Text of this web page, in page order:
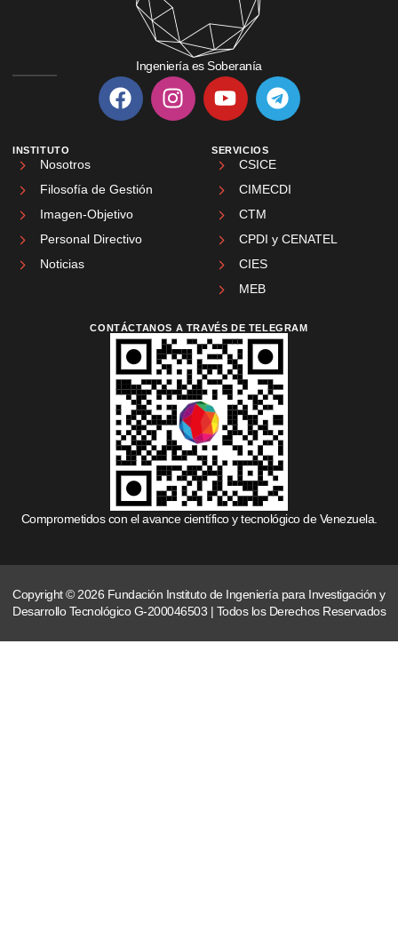
Ingeniería es Soberanía
INSTITUTO
Nosotros
Filosofía de Gestión
Imagen-Objetivo
Personal Directivo
Noticias
SERVICIOS
CSICE
CIMECDI
CTM
CPDI y CENATEL
CIES
MEB
CONTÁCTANOS A TRAVÉS DE TELEGRAM
Comprometidos con el avance científico y tecnológico de Venezuela.
Copyright © 2026 Fundación Instituto de Ingeniería para Investigación y
Desarrollo Tecnológico G-200046503 | Todos los Derechos Reservados